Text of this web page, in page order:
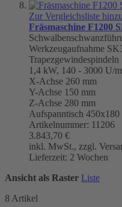
Zur Vergleichsliste
Fräsmaschine F1200
Werkzeugaufnahme
Trapezgewindespindeln
1,4 kW, 140 - 3000 U/
X-Achse 260 mm
Y-Achse 150 mm
Z-Achse 280 mm
Aufspanntisch 450x180
Artikelnummer: 11206
3.843,70 €
inkl. MwSt., zzgl.
Lieferzeit: 2 Wochen
Ansicht als Raster Liste
8 Artikel